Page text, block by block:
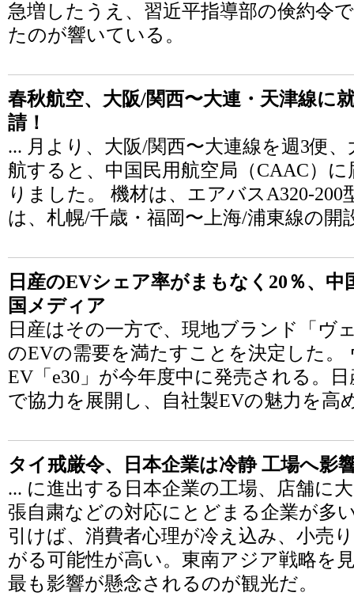
急増したうえ、習近平指導部の倹約令
たのが響いている。
春秋航空、大阪/関西〜大連・天津線に
請！
... 月より、大阪/関西〜大連線を週3便
航すると、中国民用航空局（CAAC）
りました。 機材は、エアバスA320-
は、札幌/千歳・福岡〜上海/浦東線の
日産のEVシェア率がまもなく20％、
国メディア
日産はその一方で、現地ブランド「ヴ
のEVの需要を満たすことを決定した。
EV「e30」が今年度中に発売される。
で協力を展開し、自社製EVの魅力を高
タイ戒厳令、日本企業は冷静 工場へ影
... に進出する日本企業の工場、店舗に
張自粛などの対応にとどまる企業が多
引けば、消費者心理が冷え込み、小売
がる可能性が高い。東南アジア戦略を
最も影響が懸念されるのが観光だ。